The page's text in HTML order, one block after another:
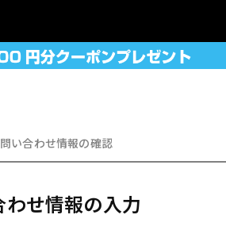
い合わせ情報の確認
わせ情報の入力